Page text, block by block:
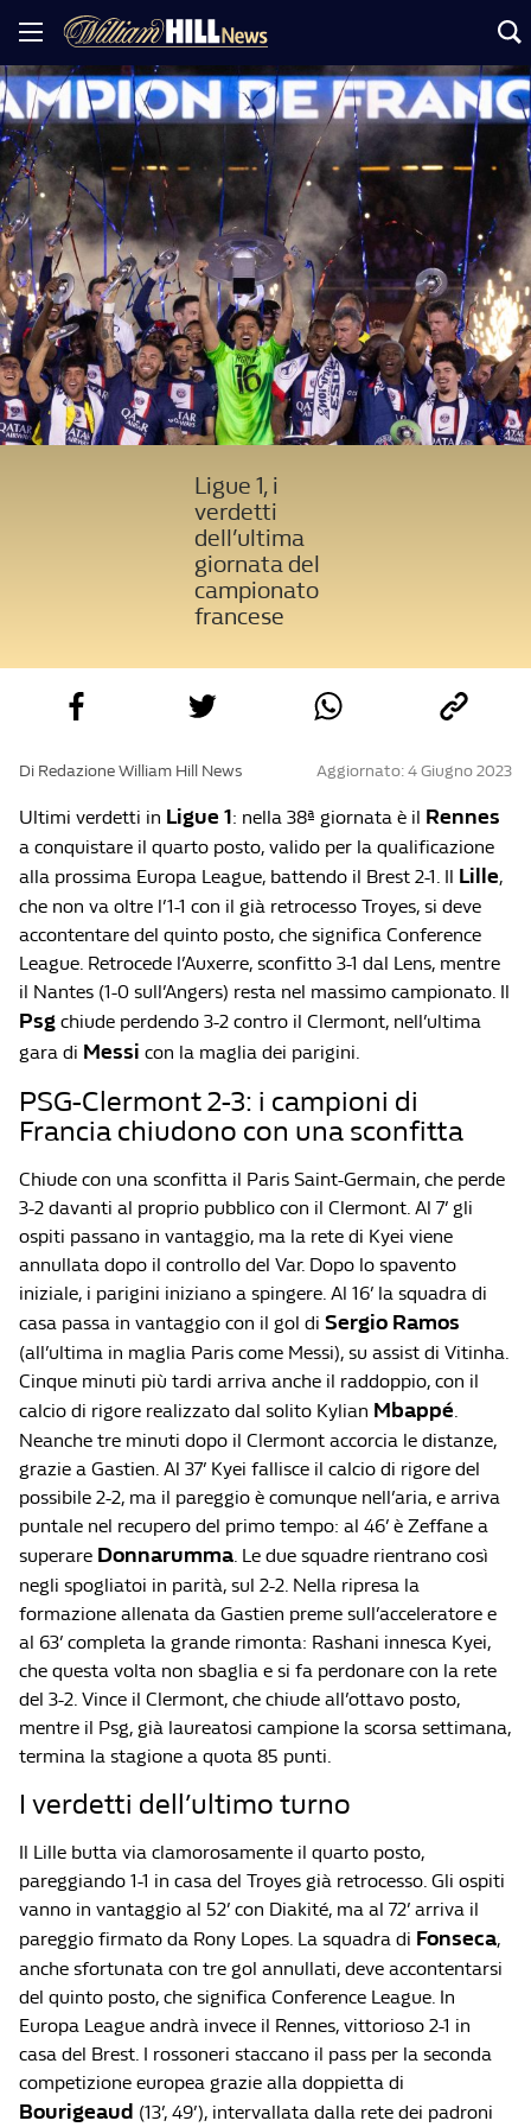
Ligue 1, i
verdetti
dell’ultima
giornata del
campionato
francese
Di Redazione William Hill News Aggiornato: 4 Giugno 2023
Ultimi verdetti in Ligue 1: nella 38ª giornata è il Rennes
a conquistare il quarto posto, valido per la qualificazione
alla prossima Europa League, battendo il Brest 2-1. Il Lille,
che non va oltre l’1-1 con il già retrocesso Troyes, si deve
accontentare del quinto posto, che significa Conference
League. Retrocede l’Auxerre, sconfitto 3-1 dal Lens, mentre
il Nantes (1-0 sull’Angers) resta nel massimo campionato. Il
Psg chiude perdendo 3-2 contro il Clermont, nell’ultima
gara di Messi con la maglia dei parigini.
PSG-Clermont 2-3: i campioni di
Francia chiudono con una sconfitta
Chiude con una sconfitta il Paris Saint-Germain, che perde
3-2 davanti al proprio pubblico con il Clermont. Al 7’ gli
ospiti passano in vantaggio, ma la rete di Kyei viene
annullata dopo il controllo del Var. Dopo lo spavento
iniziale, i parigini iniziano a spingere. Al 16’ la squadra di
casa passa in vantaggio con il gol di Sergio Ramos
(all’ultima in maglia Paris come Messi), su assist di Vitinha.
Cinque minuti più tardi arriva anche il raddoppio, con il
calcio di rigore realizzato dal solito Kylian Mbappé.
Neanche tre minuti dopo il Clermont accorcia le distanze,
grazie a Gastien. Al 37’ Kyei fallisce il calcio di rigore del
possibile 2-2, ma il pareggio è comunque nell’aria, e arriva
puntale nel recupero del primo tempo: al 46’ è Zeffane a
superare Donnarumma. Le due squadre rientrano così
negli spogliatoi in parità, sul 2-2. Nella ripresa la
formazione allenata da Gastien preme sull’acceleratore e
al 63’ completa la grande rimonta: Rashani innesca Kyei,
che questa volta non sbaglia e si fa perdonare con la rete
del 3-2. Vince il Clermont, che chiude all’ottavo posto,
mentre il Psg, già laureatosi campione la scorsa settimana,
termina la stagione a quota 85 punti.
I verdetti dell’ultimo turno
Il Lille butta via clamorosamente il quarto posto,
pareggiando 1-1 in casa del Troyes già retrocesso. Gli ospiti
vanno in vantaggio al 52’ con Diakité, ma al 72’ arriva il
pareggio firmato da Rony Lopes. La squadra di Fonseca,
anche sfortunata con tre gol annullati, deve accontentarsi
del quinto posto, che significa Conference League. In
Europa League andrà invece il Rennes, vittorioso 2-1 in
casa del Brest. I rossoneri staccano il pass per la seconda
competizione europea grazie alla doppietta di
Bourigeaud (13’, 49’), intervallata dalla rete dei padroni